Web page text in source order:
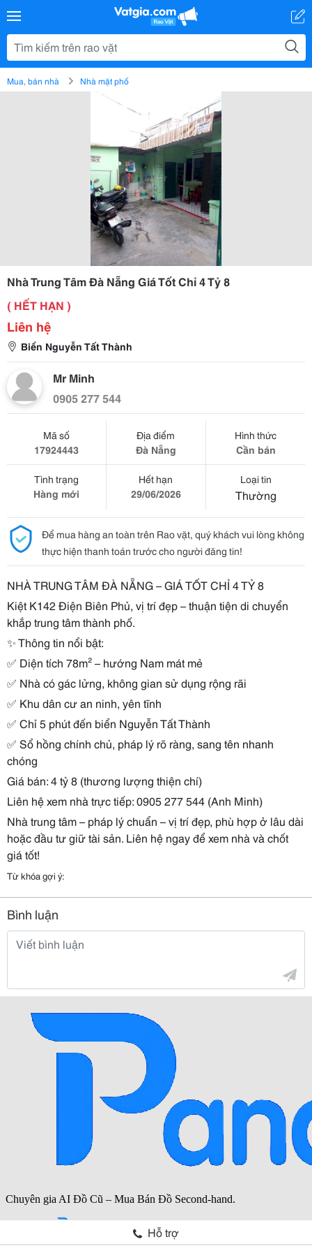
Mua, bán nhà Nhà mặt phố
Nhà Trung Tâm Đà Nẵng Giá Tốt Chỉ 4 Tỷ 8
( HẾT HẠN )
Liên hệ
Biển Nguyễn Tất Thành
Mr Minh
0905 277 544
Mã số
17924443
Địa điểm
Đà Nẵng
Hình thức
Cần bán
Tình trạng
Hàng mới
Hết hạn
29/06/2026
Loại tin
Thường
Để mua hàng an toàn trên Rao vặt, quý khách vui lòng không
thực hiện thanh toán trước cho người đăng tin!
NHÀ TRUNG TÂM ĐÀ NẴNG – GIÁ TỐT CHỈ 4 TỶ 8
Kiệt K142 Điện Biên Phủ, vị trí đẹp – thuận tiện di chuyển
khắp trung tâm thành phố.
✨Thông tin nổi bật:
✅ Diện tích 78m² – hướng Nam mát mẻ
✅ Nhà có gác lửng, không gian sử dụng rộng rãi
✅ Khu dân cư an ninh, yên tĩnh
✅ Chỉ 5 phút đến biển Nguyễn Tất Thành
✅ Sổ hồng chính chủ, pháp lý rõ ràng, sang tên nhanh
chóng
Giá bán: 4 tỷ 8 (thương lượng thiện chí)
Liên hệ xem nhà trực tiếp: 0905 277 544 (Anh Minh)
Nhà trung tâm – pháp lý chuẩn – vị trí đẹp, phù hợp ở lâu dài
hoặc đầu tư giữ tài sản. Liên hệ ngay để xem nhà và chốt
giá tốt!
Từ khóa gợi ý:
Bình luận
Hỗ trợ